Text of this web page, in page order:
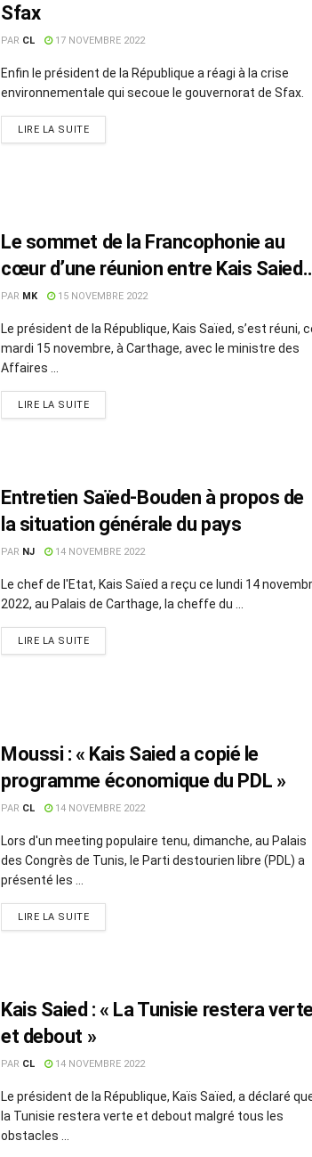
Sfax
PAR CL 17 NOVEMBRE 2022
Enfin le président de la République a réagi à la crise
environnementale qui secoue le gouvernorat de Sfax.
LIRE LA SUITE
Le sommet de la Francophonie au
cœur d’une réunion entre Kais Saied
et Othmane Jerandi
PAR MK 15 NOVEMBRE 2022
Le président de la République, Kais Saïed, s’est réuni,
mardi 15 novembre, à Carthage, avec le ministre des
Affaires ...
LIRE LA SUITE
Entretien Saïed-Bouden à propos de
la situation générale du pays
PAR NJ 14 NOVEMBRE 2022
Le chef de l'Etat, Kais Saïed a reçu ce lundi 14
2022, au Palais de Carthage, la cheffe du ...
LIRE LA SUITE
Moussi : « Kais Saied a copié le
programme économique du PDL »
PAR CL 14 NOVEMBRE 2022
Lors d'un meeting populaire tenu, dimanche, au Palais
des Congrès de Tunis, le Parti destourien libre (PDL) a
présenté les ...
LIRE LA SUITE
Kais Saied : « La Tunisie restera
et debout »
PAR CL 14 NOVEMBRE 2022
Le président de la République, Kaïs Saïed, a déclaré
la Tunisie restera verte et debout malgré tous les
obstacles ...